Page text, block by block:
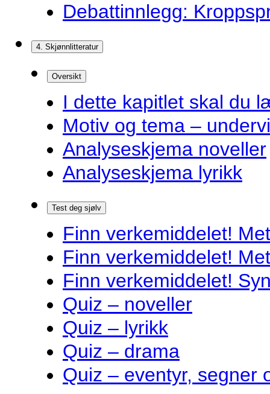
Debattinnlegg:
4. Skjønnlitteratur
Oversikt
I dette kapitlet skal du
Motiv og tema –
Analyseskjema noveller
Analyseskjema lyrikk
Test deg sjølv
Finn verkemiddelet!
Finn verkemiddelet!
Finn verkemiddelet!
Quiz – noveller
Quiz – lyrikk
Quiz – drama
Quiz – eventyr, segner